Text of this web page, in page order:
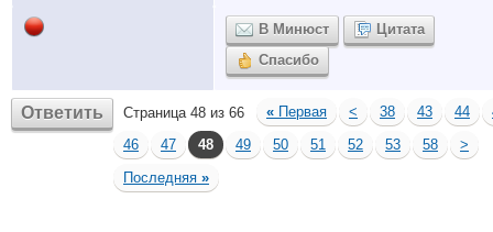
В Минюст
Цитата
Спасибо
Ответить Страница 48 из 66 « Первая < 38 43 44
46
47 48 49 50 51 52 53 58
>
Последняя »